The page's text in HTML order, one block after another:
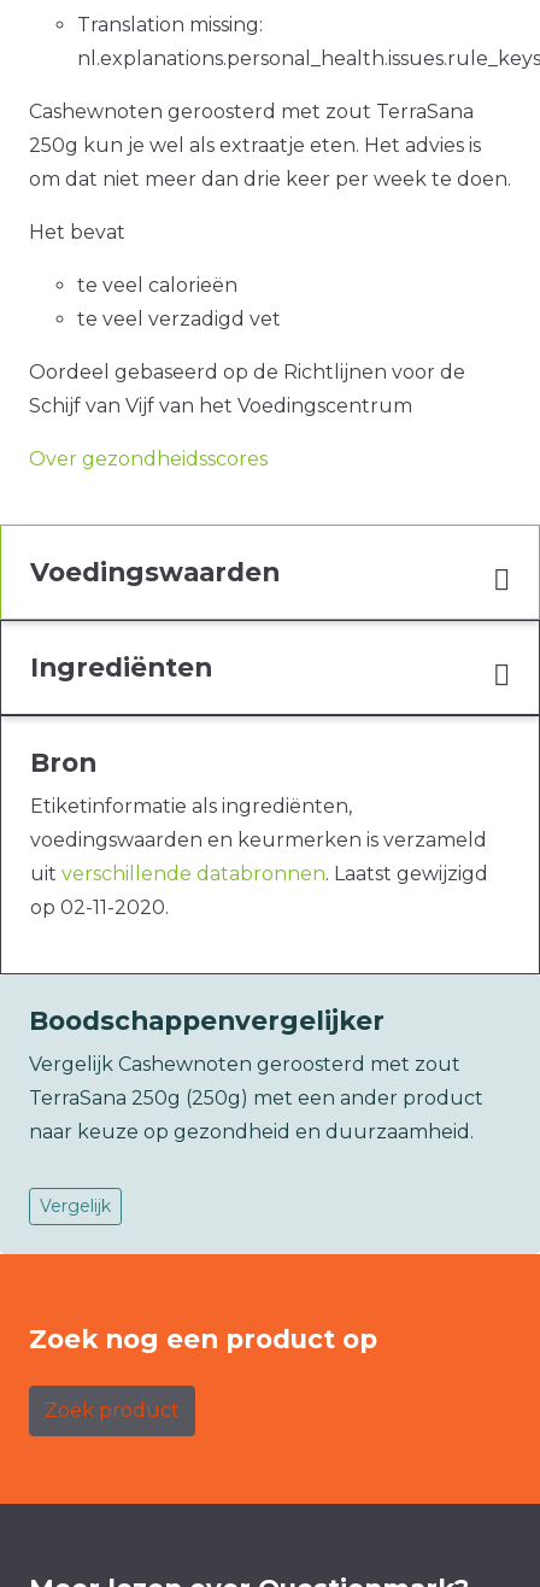
Translation missing:
Cashewnoten geroosterd met zout TerraSana
250g kun je wel als extraatje eten. Het advies is
om dat niet meer dan drie keer per week te doen.
Het bevat
te veel calorieën
te veel verzadigd vet
Oordeel gebaseerd op de Richtlijnen voor de
Schijf van Vijf van het Voedingscentrum
Over gezondheidsscores
Voedingswaarden
Ingrediënten
Bron
Etiketinformatie als ingrediënten,
voedingswaarden en keurmerken is verzameld
uit verschillende databronnen. Laatst gewijzigd
op 02-11-2020.
Boodschappenvergelijker
Vergelijk Cashewnoten geroosterd met zout
TerraSana 250g (250g) met een ander product
naar keuze op gezondheid en duurzaamheid.
Vergelijk
Zoek nog een product op
Zoek product